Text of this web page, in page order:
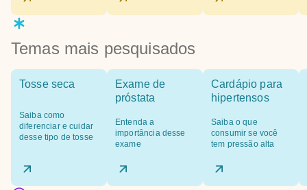
Temas mais pesquisados
Tosse seca
Saiba como
diferenciar e cuidar
desse tipo de tosse
Exame de
próstata
Entenda a
importância desse
exame
Cardápio para
hipertensos
Saiba o que
consumir se você
tem pressão alta